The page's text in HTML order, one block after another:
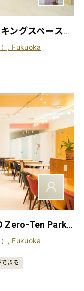
CREATIVE ROOM/託児付コワーキングスペース&サテライトオフィスCREATIVE ROOM
, Fukuoka
Zero-Ten Park Fukuoka PARCO Zero-Ten Park 福岡PARCO
, Fukuoka
きる